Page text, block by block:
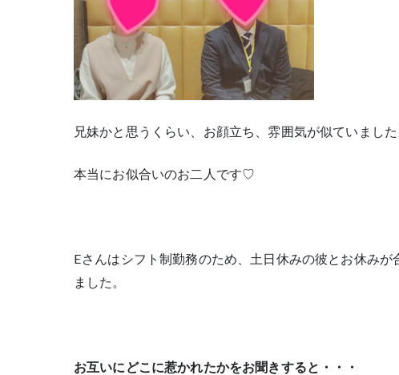
兄妹かと思うくらい、お顔立ち、雰囲気が似ていました
本当にお似合いのお二人です♡
Eさんはシフト制勤務のため、土日休みの彼とお休み
ました。
お互いにどこに惹かれたかをお聞きすると・・・